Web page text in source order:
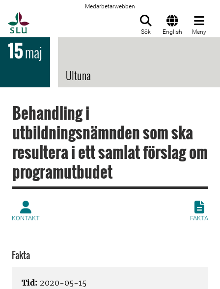
Medarbetarwebben
Sök English Meny
15maj
Ultuna
Behandling i
utbildningsnämnden som ska
resultera i ett samlat förslag om
programutbudet
KONTAKT FAKTA
Fakta
Tid: 2020-05-15